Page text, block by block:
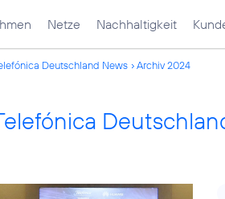
Netze Nachhaltigkeit
Deutschland News Archiv 2024